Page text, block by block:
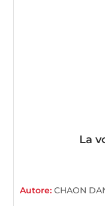
La
Autore:CHAON